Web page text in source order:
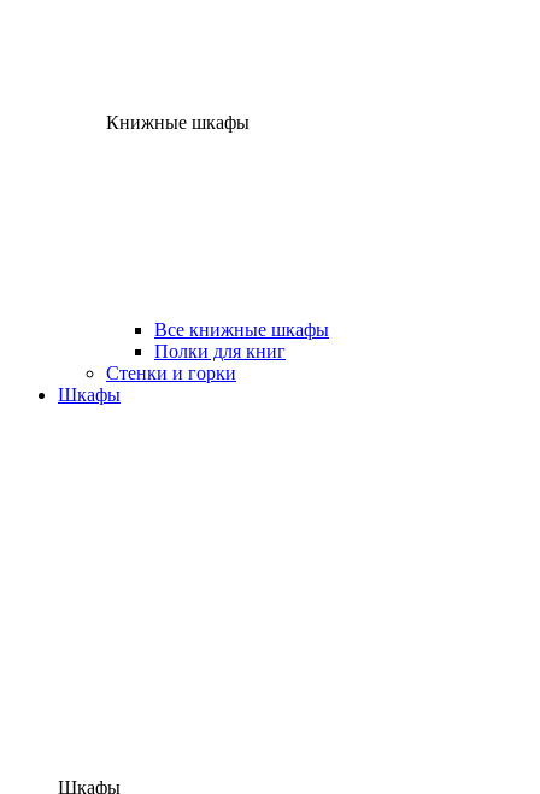
Книжные шкафы
Все книжные шкафы
Полки для книг
Стенки и горки
Шкафы
Шкафы